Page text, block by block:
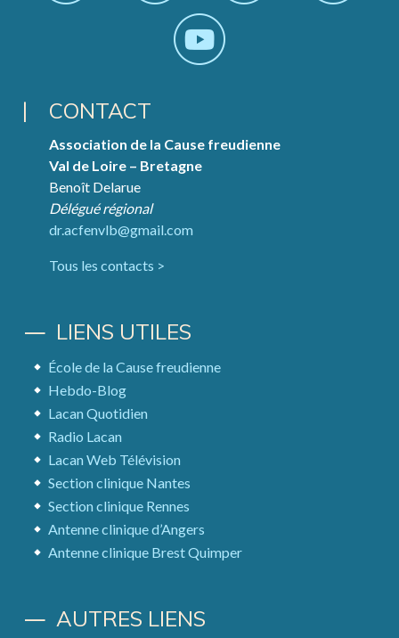
CONTACT
Association de la Cause freudienne
Val de Loire – Bretagne
Benoît Delarue
Délégué régional
dr.acfenvlb@gmail.com
Tous les contacts >
LIENS UTILES
École de la Cause freudienne
Hebdo-Blog
Lacan Quotidien
Radio Lacan
Lacan Web Télévision
Section clinique Nantes
Section clinique Rennes
Antenne clinique d’Angers
Antenne clinique Brest Quimper
AUTRES LIENS